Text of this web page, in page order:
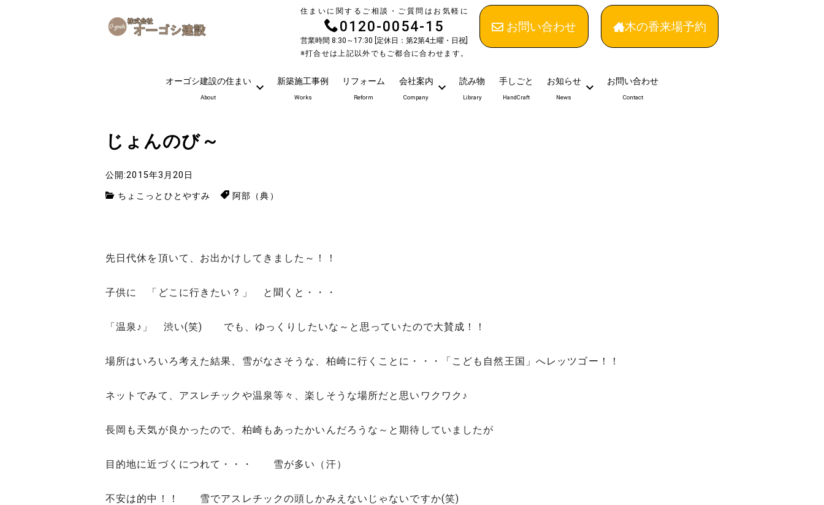
住まいに関するご相談・ご質問はお気軽に
0120-0054-15
営業時間 8:30～17:30 [定休日：第2第4土曜・日祝]
※打合せは上記以外でもご都合に合わせます。
お問い合わせ 木の香来場予約
オーゴシ建設の住まい
About
新築施工事例
Works
リフォーム
Reform
会社案内
Company
読み物
Library
手しごと
HandCraft
お知らせ
News
お問い合わせ
Contact
じょんのび～
公開:2015年3月20日
ちょこっとひとやすみ
阿部（典）
先日代休を頂いて、お出かけしてきました～！！
子供に 「どこに行きたい？」 と聞くと・・・
「温泉♪」 渋い(笑) でも、ゆっくりしたいな～と思っていたので大賛成！！
場所はいろいろ考えた結果、雪がなさそうな、柏崎に行くことに・・・ 「こども自然王国」へレッツゴー！！
ネットでみて、アスレチックや温泉等々、楽しそうな場所だと思いワクワク♪
長岡も天気が良かったので、柏崎もあったかいんだろうな～と期待していましたが
目的地に近づくにつれて・・・ 雪が多い（汗）
不安は的中！！ 雪でアスレチックの頭しかみえないじゃないですか(笑)